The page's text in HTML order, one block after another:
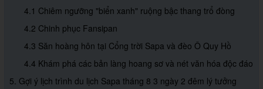
4.1 Chiêm ngưỡng "biển xanh" ruộng bậc thang trổ đòng
4.2 Chinh phục Fansipan
4.3 Săn hoàng hôn tại Cổng trời Sapa và đèo Ô Quy Hồ
4.4 Khám phá các bản làng hoang sơ và nét văn hóa độc đáo
5. Gợi ý lịch trình du lịch Sapa tháng 8 3 ngày 2 đêm lý tưởng